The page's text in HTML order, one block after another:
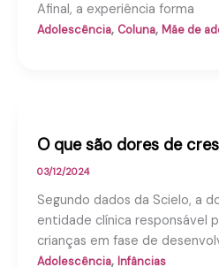
Afinal, a experiência forma
Adolescência, Coluna, Mãe de
O que são dores de
03/12/2024
Segundo dados da Scielo, a
entidade clínica responsável
crianças em fase de
Adolescência, Infâncias